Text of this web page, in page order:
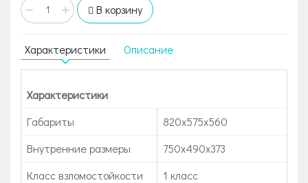
− + В корзину
Характеристики Описание
Характеристики
Габариты
820х575х560
Внутренние размеры
750х490х373
Класс взломостойкости
1 класс